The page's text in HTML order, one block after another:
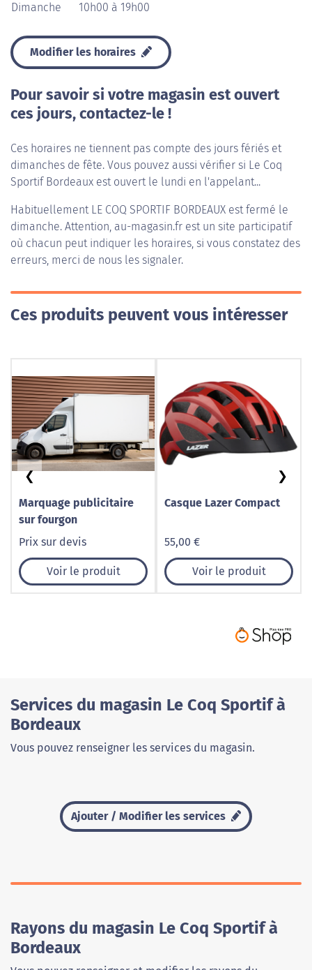
Dimanche
10h00 à 19h00
Modifier les horaires
Pour savoir si votre magasin est ouvert
ces jours, contactez-le !
Ces horaires ne tiennent pas compte des jours fériés et
dimanches de fête. Vous pouvez aussi vérifier si Le Coq
Sportif Bordeaux est ouvert le lundi en l'appelant...
Habituellement LE COQ SPORTIF BORDEAUX est fermé le
dimanche. Attention, au-magasin.fr est un site participatif
où chacun peut indiquer les horaires, si vous constatez des
erreurs, merci de nous les signaler.
Ces produits peuvent vous intéresser
Marquage publicitaire
sur fourgon
Prix sur devis
Voir le produit
Casque Lazer Compact
55,00 €
Voir le produit
❮ ❯
Services du magasin Le Coq Sportif à
Bordeaux
Vous pouvez renseigner les services du magasin.
Ajouter / Modifier les services
Rayons du magasin Le Coq Sportif à
Bordeaux